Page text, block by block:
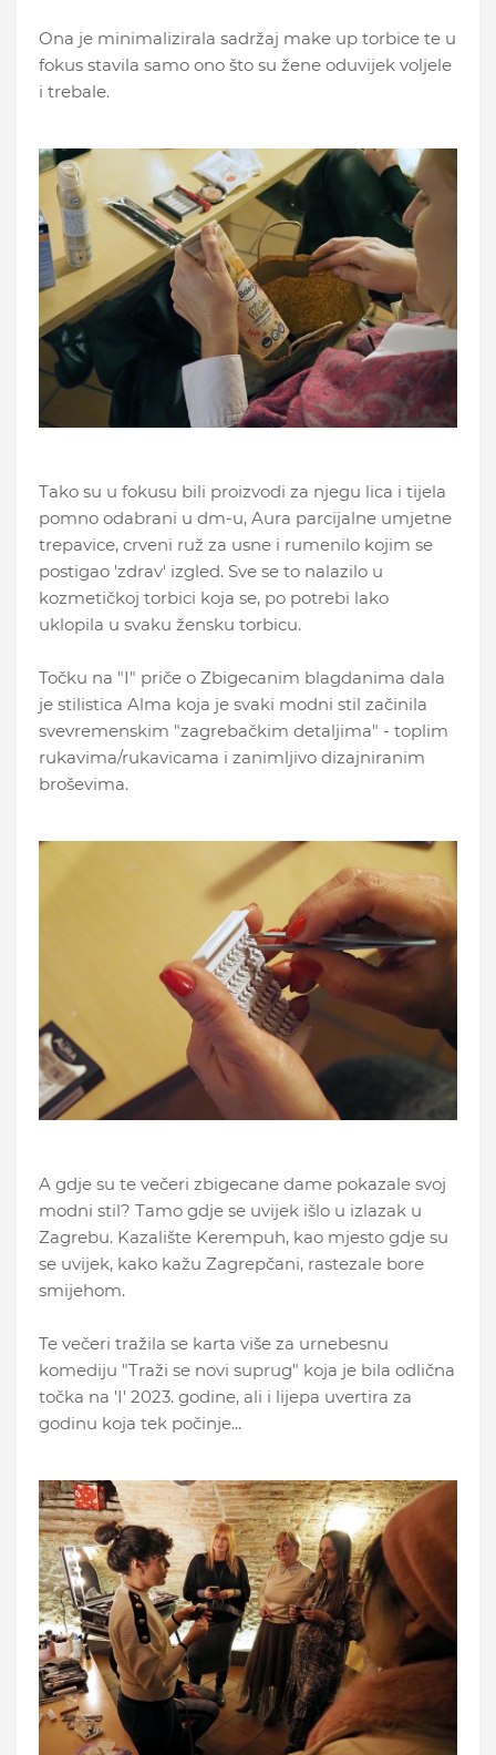
Ona je minimalizirala sadržaj make up torbice te u
fokus stavila samo ono što su žene oduvijek voljele
i trebale.
Tako su u fokusu bili proizvodi za njegu lica i tijela
pomno odabrani u dm-u, Aura parcijalne umjetne
trepavice, crveni ruž za usne i rumenilo kojim se
postigao 'zdrav' izgled. Sve se to nalazilo u
kozmetičkoj torbici koja se, po potrebi lako
uklopila u svaku žensku torbicu.
Točku na "I" priče o Zbigecanim blagdanima dala
je stilistica Alma koja je svaki modni stil začinila
svevremenskim "zagrebačkim detaljima" - toplim
rukavima/rukavicama i zanimljivo dizajniranim
broševima.
A gdje su te večeri zbigecane dame pokazale svoj
modni stil? Tamo gdje se uvijek išlo u izlazak u
Zagrebu. Kazalište Kerempuh, kao mjesto gdje su
se uvijek, kako kažu Zagrepčani, rastezale bore
smijehom.
Te večeri tražila se karta više za urnebesnu
komediju "Traži se novi suprug" koja je bila odlična
točka na 'I' 2023. godine, ali i lijepa uvertira za
godinu koja tek počinje...